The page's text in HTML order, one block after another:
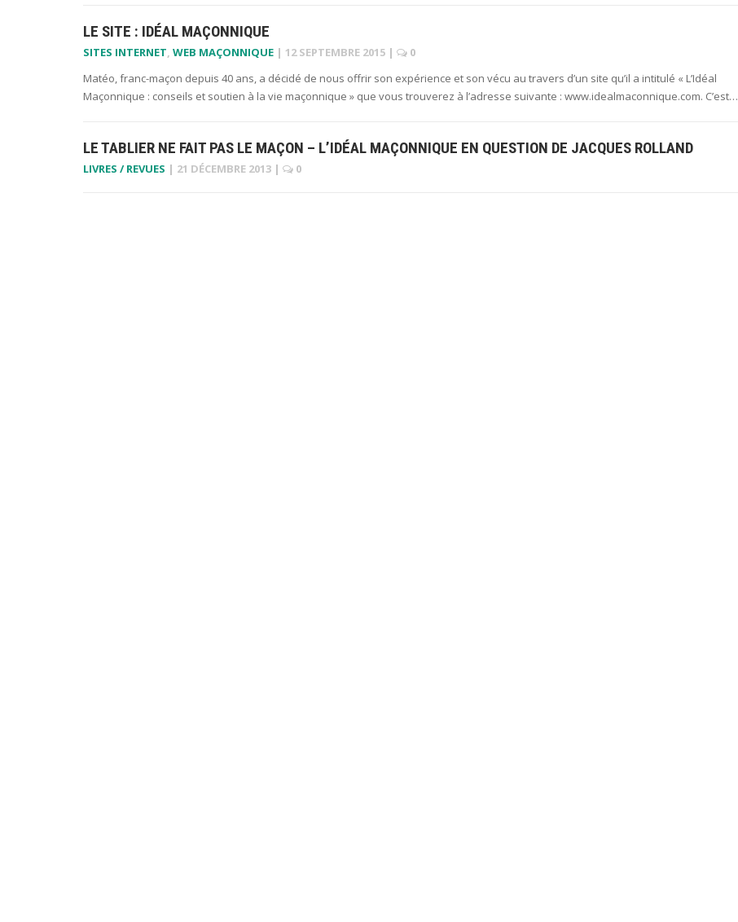
LE SITE : IDÉAL MAÇONNIQUE
SITES INTERNET, WEB MAÇONNIQUE | 12 SEPTEMBRE 2015 |
0
Matéo, franc-maçon depuis 40 ans, a décidé de nous offrir son expérience et son vécu au travers d’un site qu’il a intitulé « L’Idéal
Maçonnique : conseils et soutien à la vie maçonnique » que vous trouverez à l’adresse suivante : www.idealmaconnique.com. C’est…
LE TABLIER NE FAIT PAS LE MAÇON – L’IDÉAL MAÇONNIQUE EN QUESTION DE JACQUES ROLLAND
LIVRES / REVUES | 21 DÉCEMBRE 2013 | 0